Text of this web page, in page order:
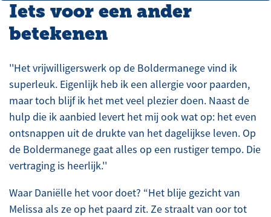
Iets voor een ander
betekenen
''Het vrijwilligerswerk op de Boldermanege vind ik
superleuk. Eigenlijk heb ik een allergie voor paarden,
maar toch blijf ik het met veel plezier doen. Naast de
hulp die ik aanbied levert het mij ook wat op: het even
ontsnappen uit de drukte van het dagelijkse leven. Op
de Boldermanege gaat alles op een rustiger tempo. Die
vertraging is heerlijk.''
Waar Daniëlle het voor doet? “Het blije gezicht van
Melissa als ze op het paard zit. Ze straalt van oor tot